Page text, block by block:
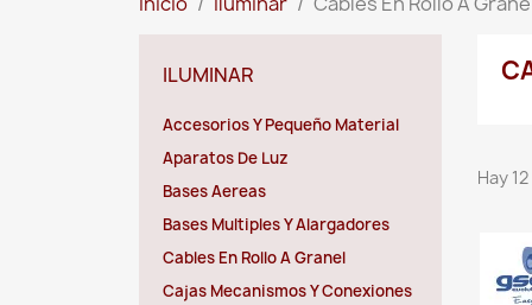
ILUMINAR
Accesorios Y Pequeño Material
Aparatos De Luz
Bases Aereas
Bases Multiples Y Alargadores
Cables En Rollo A Granel
Cajas Mecanismos Y Conexiones
Hay